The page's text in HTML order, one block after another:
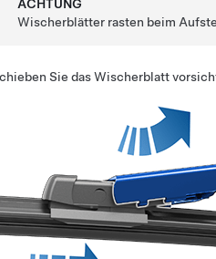
ACHTUNG
Wischerblätter rasten beim
Sie das Wischerblatt